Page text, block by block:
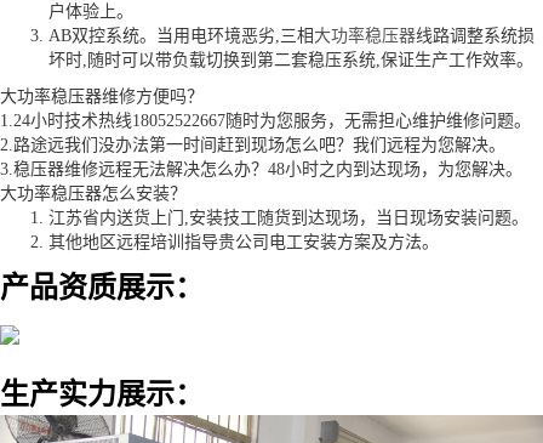
户体验上。
AB双控系统。当用电环境恶劣,三相大功率稳压器线路调整系统损
坏时,随时可以带负载切换到第二套稳压系统,保证生产工作效率。
大功率稳压器维修方便吗？
1.24小时技术热线18052522667随时为您服务，无需担心维护维修问题。
2.路途远我们没办法第一时间赶到现场怎么吧？我们远程为您解决。
3.稳压器维修远程无法解决怎么办？48小时之内到达现场，为您解决。
大功率稳压器怎么安装？
江苏省内送货上门,安装技工随货到达现场，当日现场安装问题。
其他地区远程培训指导贵公司电工安装方案及方法。
产品资质展示：
生产实力展示：